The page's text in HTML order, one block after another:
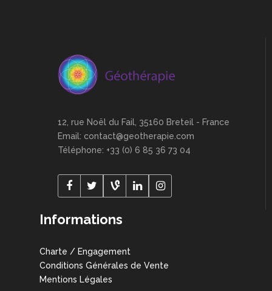
12, rue Noël du Fail, 35160 Breteil - France
Email: contact@geotherapie.com
Téléphone: +33 (0) 6 85 36 73 04
Informations
Charte / Engagement
Conditions Générales de Vente
Mentions Légales